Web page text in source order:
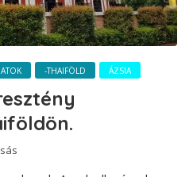
-THAIFÖLD ÁZSIA